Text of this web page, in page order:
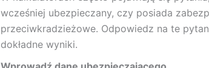
wcześniej ubezpieczany, czy posiada
przeciwkradzieżowe. Odpowiedz na te
dokładne wyniki.